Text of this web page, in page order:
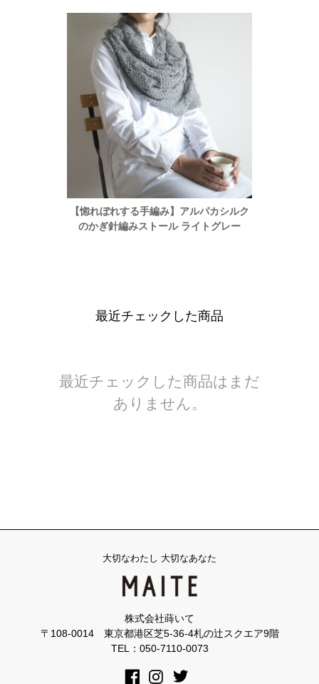
【惚れぼれする手編み】アルパカシルク
のかぎ針編みストール ライトグレー
最近チェックした商品
最近チェックした商品はまだ
ありません。
大切なわたし 大切なあなた
株式会社蒔いて
〒108-0014 東京都港区芝5-36-4札の辻スクエア9階
TEL：050-7110-0073